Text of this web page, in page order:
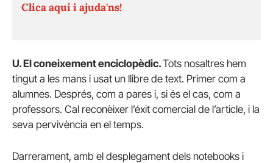
Clica aquí i ajuda'ns!
U. El coneixement enciclopèdic.Tots nosaltres hem
tingut a les mans i usat un llibre de text. Primer com a
alumnes. Després, com a pares i, si és el cas, com a
professors. Cal reconèixer l’éxit comercial de l’article, i la
seva pervivència en el temps.
Darrerament, amb el desplegament dels notebooks i